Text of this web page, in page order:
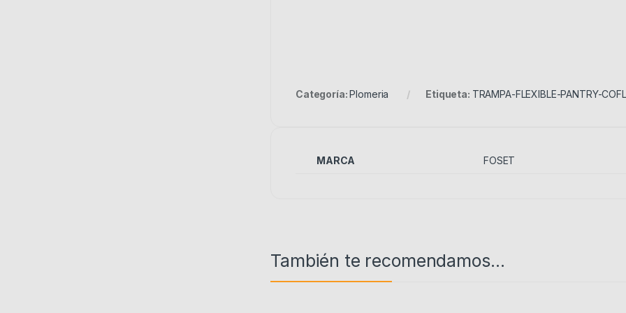
Categoría:Plomeria Etiqueta: TRAMPA-FLEXIBLE-PANTRY-
MARCA FOSET
También te recomendamos…